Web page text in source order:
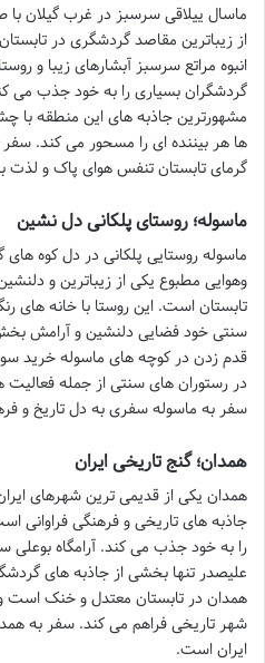
ماسال ییلاقی سرسبز در غرب گیلان
از زیباترین مقاصد گردشگری در
انبوه مراتع سرسبز آبشارهای زیبا و
گردشگران بسیاری را به خود جذب می
مشهورترین جاذبه های این منطقه با
ها هر بیننده ای را مسحور می کند.
گرمای تابستان تنفس هوای پاک و لذت
ماسوله؛ روستای پلکانی دل نشین
ماسوله روستایی پلکانی در دل کوه
وهوایی مطبوع یکی از زیباترین و
تابستان است. این روستا با خانه های
سنتی خود فضایی دلنشین و آرامش
قدم زدن در کوچه های ماسوله خرید
در رستوران های سنتی از جمله
سفر به ماسوله سفری به دل تاریخ و
همدان؛ گنج تاریخی ایران
همدان یکی از قدیمی ترین شهرهای
جاذبه های تاریخی و فرهنگی فراوانی
را به خود جذب می کند. آرامگاه بوعلی
علیصدر تنها بخشی از جاذبه های
همدان در تابستان معتدل و خنک است
شهر تاریخی فراهم می کند. سفر به
ایران است.